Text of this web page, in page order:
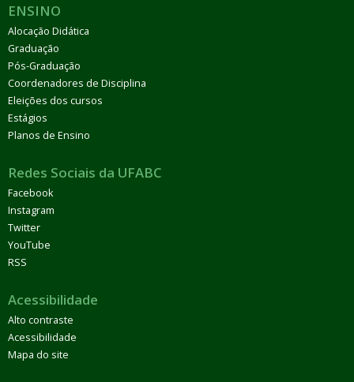
ENSINO
Alocação Didática
Graduação
Pós-Graduação
Coordenadores de Disciplina
Eleições dos cursos
Estágios
Planos de Ensino
Redes Sociais da UFABC
Facebook
Instagram
Twitter
YouTube
RSS
Acessibilidade
Alto contraste
Acessibilidade
Mapa do site